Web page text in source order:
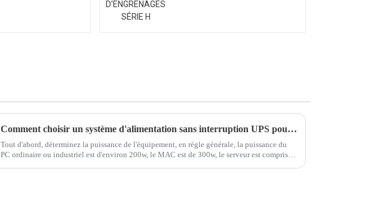
Comment choisir un système d'alimentation sans interruption UPS pour CMM
Tout d'abord, déterminez la puissance de l'équipement, en règle générale, la puissance du
PC ordinaire ou industriel est d'environ 200w, le MAC est de 300w, le serveur est compris